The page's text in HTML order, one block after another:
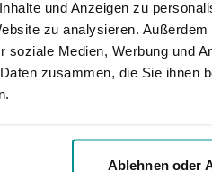
und Anzeigen zu
zu analysieren.
soziale Medien, Werbung und
zusammen, die Sie ihnen
Ablehnen oder
die Hinweise auf Ausrichtung,